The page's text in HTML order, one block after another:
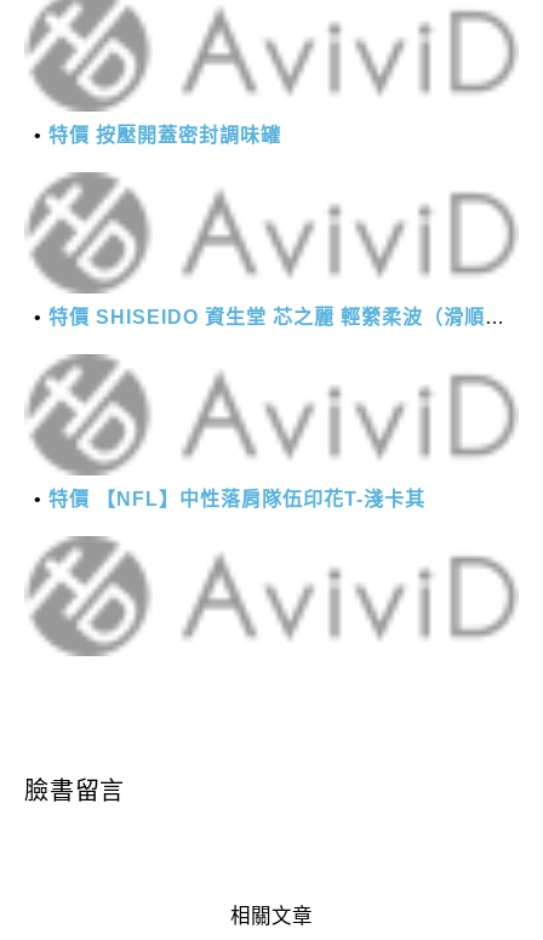
特價 按壓開蓋密封調味罐
特價 SHISEIDO 資生堂 芯之麗 輕縈柔波（滑順潤澤）護髮乳 1000g
特價 【NFL】中性落肩隊伍印花T-淺卡其
臉書留言
相關文章